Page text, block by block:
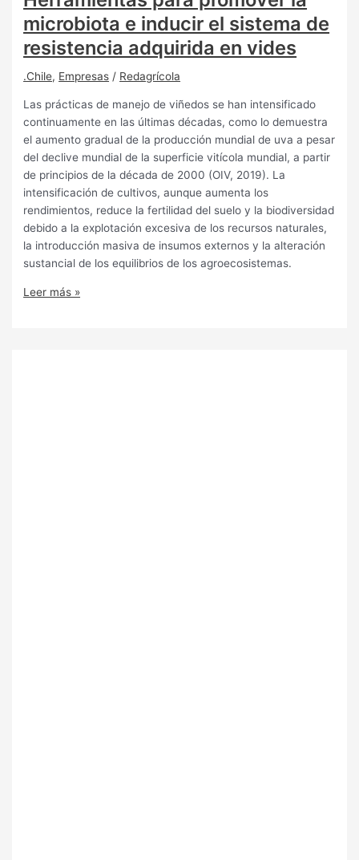
microbiota e inducir el sistema de
resistencia adquirida en vides
.Chile, Empresas / Redagrícola
Las prácticas de manejo de viñedos se han intensificado
continuamente en las últimas décadas, como lo demuestra
el aumento gradual de la producción mundial de uva a pesar
del declive mundial de la superficie vitícola mundial, a partir
de principios de la década de 2000 (OIV, 2019). La
intensificación de cultivos, aunque aumenta los
rendimientos, reduce la fertilidad del suelo y la biodiversidad
debido a la explotación excesiva de los recursos naturales,
la introducción masiva de insumos externos y la alteración
sustancial de los equilibrios de los agroecosistemas.
Leer más »